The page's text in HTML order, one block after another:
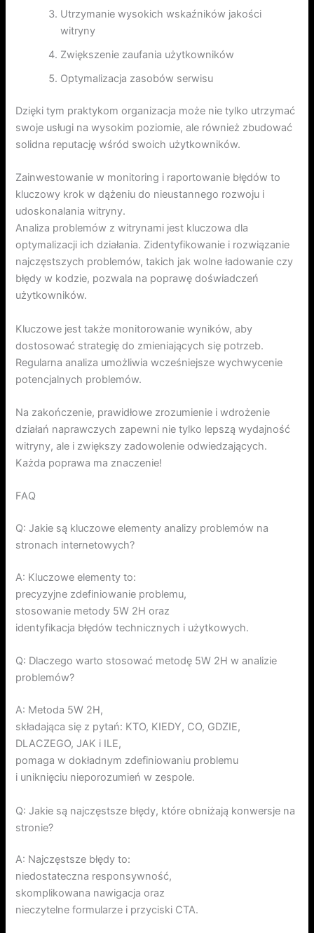
Utrzymanie wysokich wskaźników jakości
witryny
Zwiększenie zaufania użytkowników
Optymalizacja zasobów serwisu
Dzięki tym praktykom organizacja może nie tylko utrzymać
swoje usługi na wysokim poziomie, ale również zbudować
solidna reputację wśród swoich użytkowników.
Zainwestowanie w monitoring i raportowanie błędów to
kluczowy krok w dążeniu do nieustannego rozwoju i
udoskonalania witryny.
Analiza problemów z witrynami jest kluczowa dla
optymalizacji ich działania. Zidentyfikowanie i rozwiązanie
najczęstszych problemów, takich jak wolne ładowanie czy
błędy w kodzie, pozwala na poprawę doświadczeń
użytkowników.
Kluczowe jest także monitorowanie wyników, aby
dostosować strategię do zmieniających się potrzeb.
Regularna analiza umożliwia wcześniejsze wychwycenie
potencjalnych problemów.
Na zakończenie, prawidłowe zrozumienie i wdrożenie
działań naprawczych zapewni nie tylko lepszą wydajność
witryny, ale i zwiększy zadowolenie odwiedzających.
Każda poprawa ma znaczenie!
FAQ
Q: Jakie są kluczowe elementy analizy problemów na
stronach internetowych?
A: Kluczowe elementy to:
precyzyjne zdefiniowanie problemu,
stosowanie metody 5W 2H oraz
identyfikacja błędów technicznych i użytkowych.
Q: Dlaczego warto stosować metodę 5W 2H w analizie
problemów?
A: Metoda 5W 2H,
składająca się z pytań: KTO, KIEDY, CO, GDZIE,
DLACZEGO, JAK i ILE,
pomaga w dokładnym zdefiniowaniu problemu
i uniknięciu nieporozumień w zespole.
Q: Jakie są najczęstsze błędy, które obniżają konwersje na
stronie?
A: Najczęstsze błędy to:
niedostateczna responsywność,
skomplikowana nawigacja oraz
nieczytelne formularze i przyciski CTA.